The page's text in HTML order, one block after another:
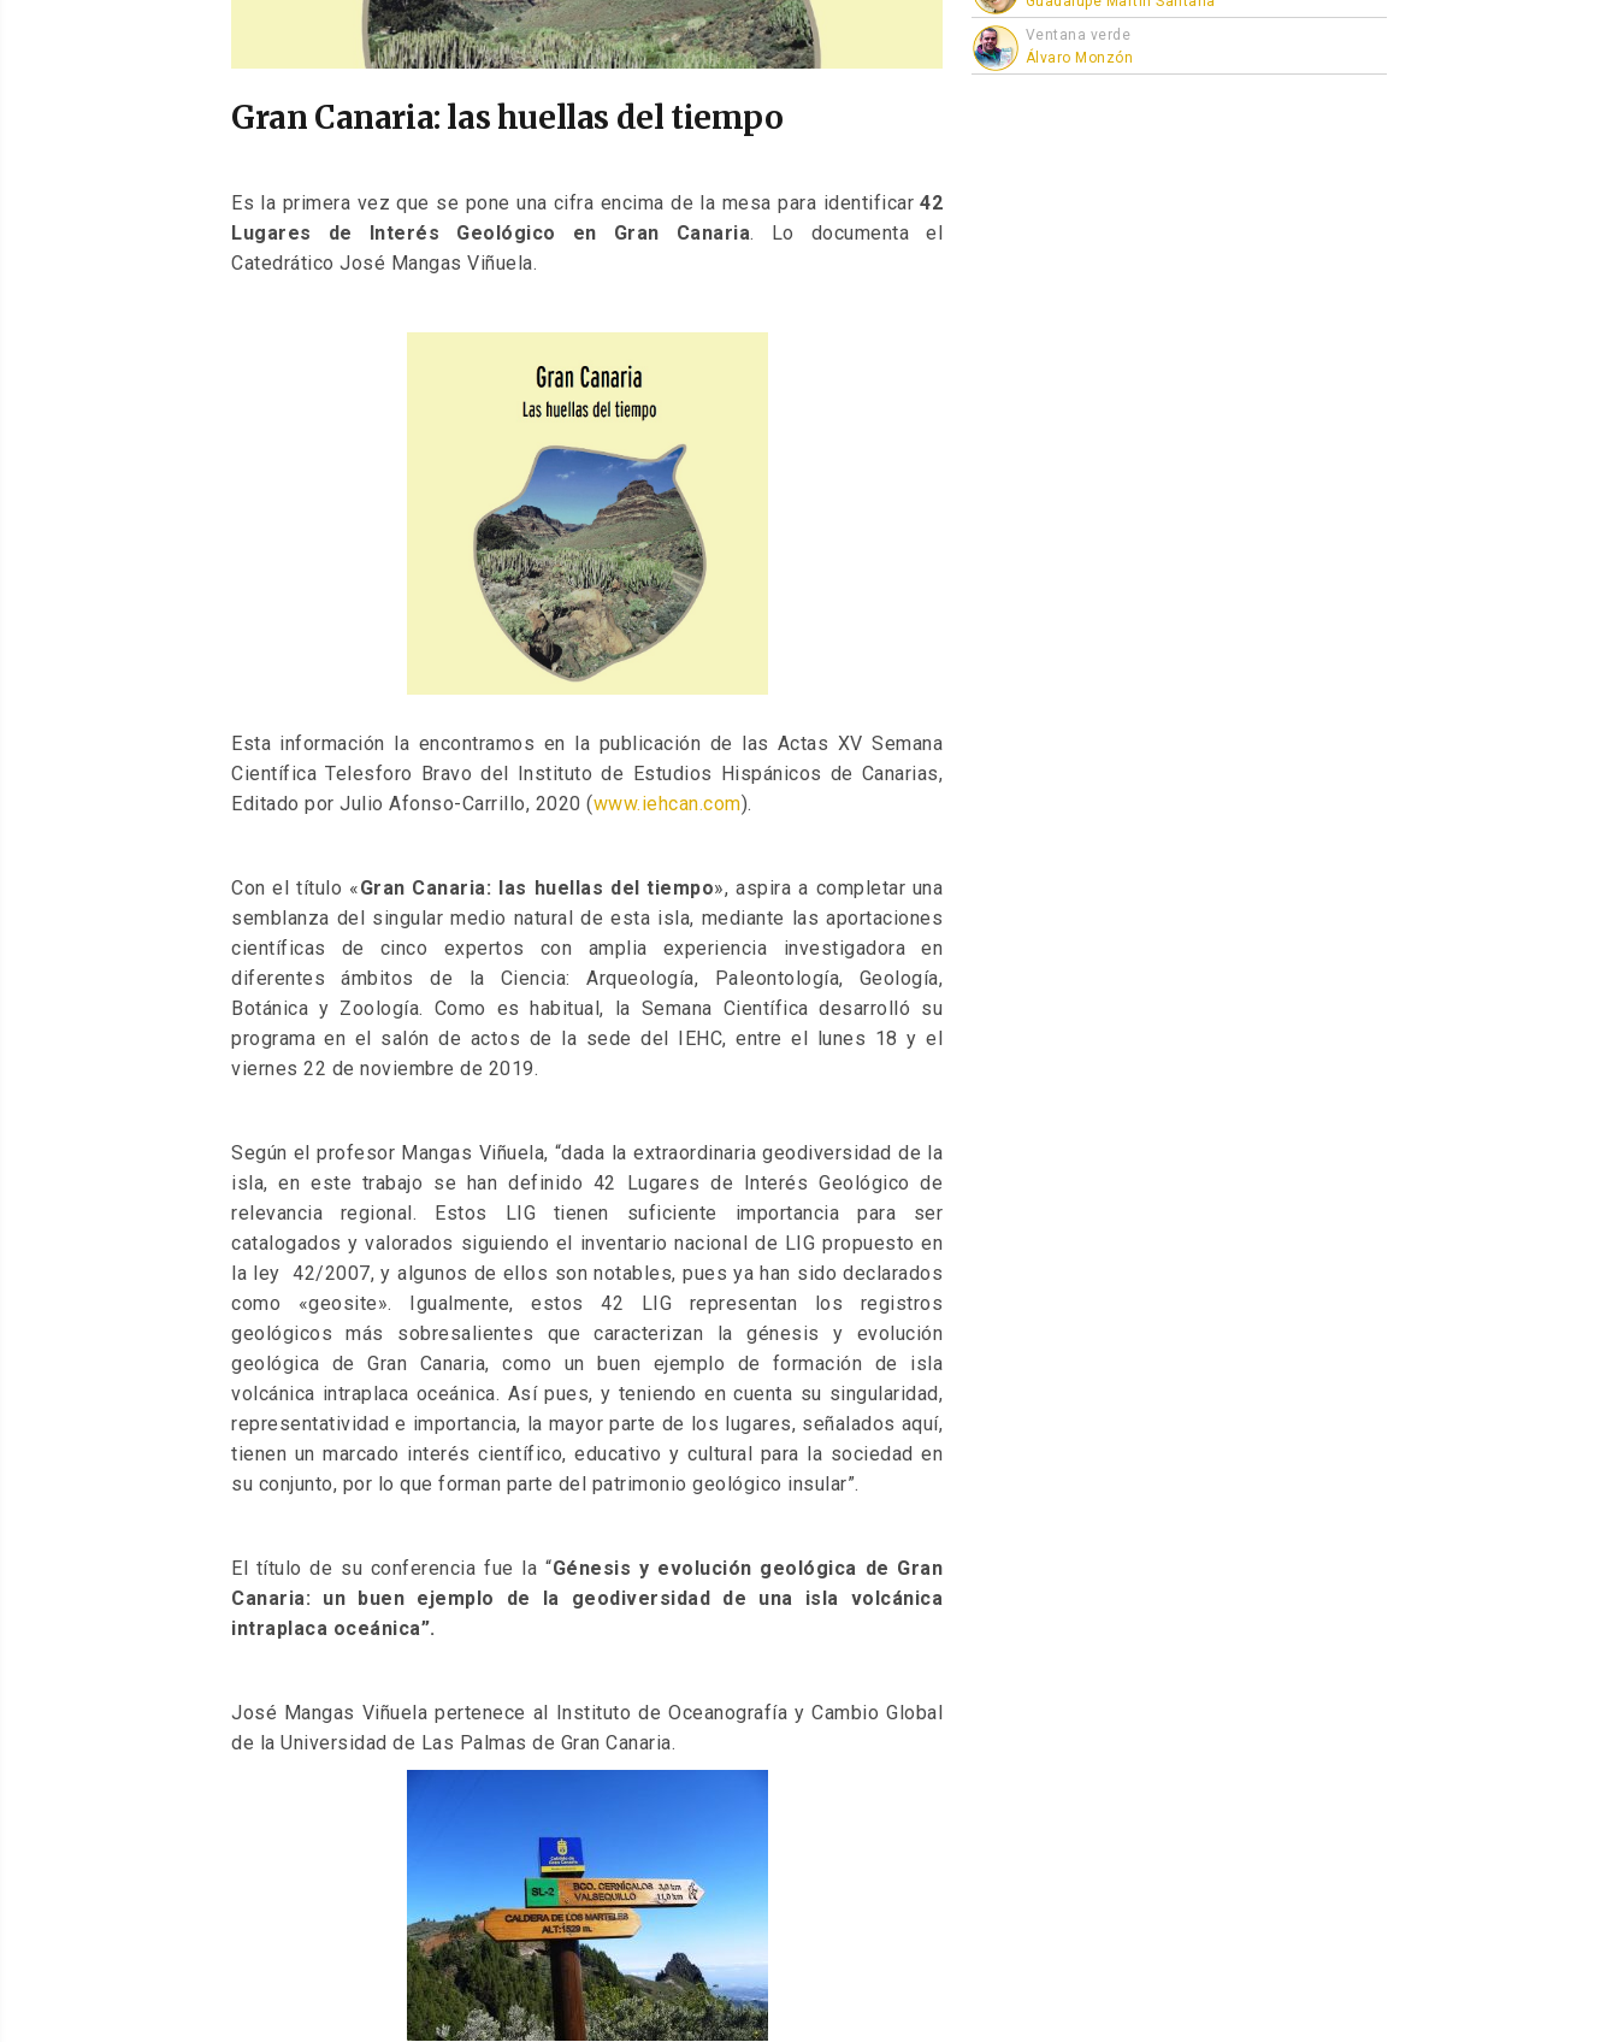
Gran Canaria: las huellas del tiempo
Es la primera vez que se pone una cifra encima de la mesa para identificar42
Lugares de Interés Geológico en Gran Canaria. Lo documenta el
Catedrático José Mangas Viñuela.
Esta información la encontramos en la publicación de las Actas XV Semana
Científica Telesforo Bravo del Instituto de Estudios Hispánicos de Canarias,
Editado por Julio Afonso-Carrillo, 2020 (www.iehcan.com).
Con el título «Gran Canaria: las huellas del tiempo», aspira a completar una
semblanza del singular medio natural de esta isla, mediante las aportaciones
científicas de cinco expertos con amplia experiencia investigadora en
diferentes ámbitos de la Ciencia: Arqueología, Paleontología, Geología,
Botánica y Zoología. Como es habitual, la Semana Científica desarrolló su
programa en el salón de actos de la sede del IEHC, entre el lunes 18 y el
viernes 22 de noviembre de 2019.
Según el profesor Mangas Viñuela, “dada la extraordinaria geodiversidad de la
isla, en este trabajo se han definido 42 Lugares de Interés Geológico de
relevancia regional. Estos LIG tienen suficiente importancia para ser
catalogados y valorados siguiendo el inventario nacional de LIG propuesto en
la ley 42/2007, y algunos de ellos son notables, pues ya han sido declarados
como «geosite». Igualmente, estos 42 LIG representan los registros
geológicos más sobresalientes que caracterizan la génesis y evolución
geológica de Gran Canaria, como un buen ejemplo de formación de isla
volcánica intraplaca oceánica. Así pues, y teniendo en cuenta su singularidad,
representatividad e importancia, la mayor parte de los lugares, señalados aquí,
tienen un marcado interés científico, educativo y cultural para la sociedad en
su conjunto, por lo que forman parte del patrimonio geológico insular”.
El título de su conferencia fue la “Génesis y evolución geológica de Gran
Canaria: un buen ejemplo de la geodiversidad de una isla volcánica
intraplaca oceánica”.
José Mangas Viñuela pertenece al Instituto de Oceanografía y Cambio Global
de la Universidad de Las Palmas de Gran Canaria.
Ventana verde
Álvaro Monzón